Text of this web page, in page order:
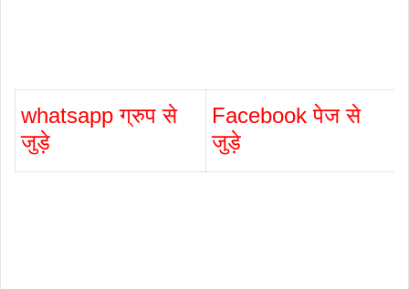
whatsapp ग्रुप से
जुड़े
Facebook पेज से
जुड़े